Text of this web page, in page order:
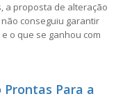
a proposta de alteração
conseguiu garantir
o que se ganhou com
Prontas Para a